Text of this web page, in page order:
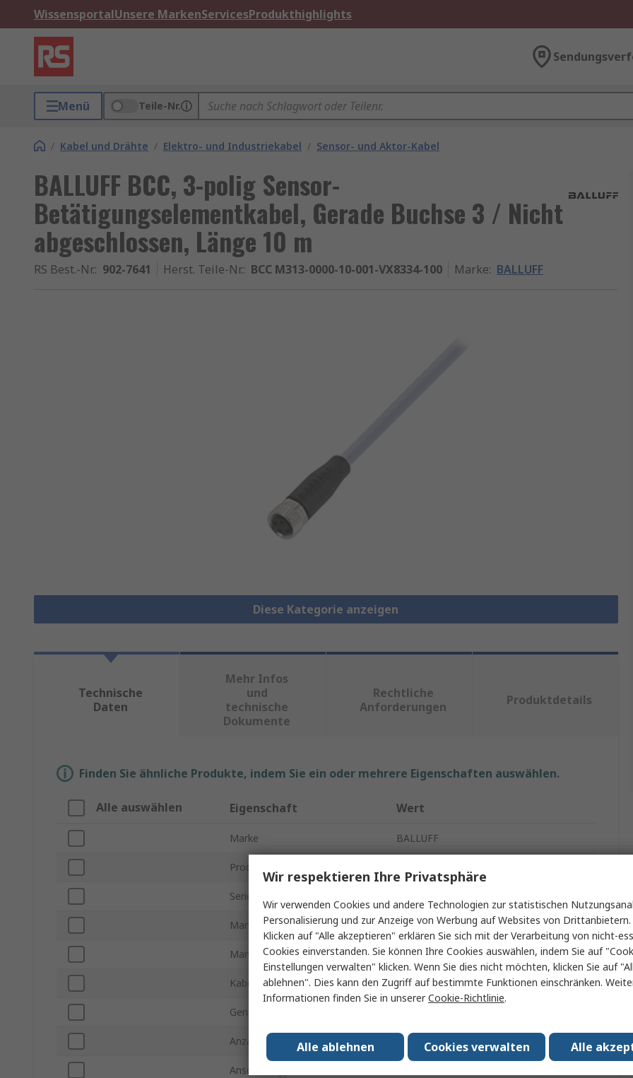
WissensportalUnsere MarkenServicesProdukthighlights
Menü Teile-Nr.
/ Kabel und Drähte / Elektro- und Industriekabel / Sensor- und Aktor-Kabel
BALLUFF BCC, 3-polig Sensor-
Betätigungselementkabel, Gerade Buchse 3 / Nicht
abgeschlossen, Länge 10 m
RS Best.-Nr.: 902-7641 Herst. Teile-Nr.: BCC M313-0000-10-001-VX8334-100 Marke: BALLUFF
Diese Kategorie anzeigen
Technische
Daten
Mehr Infos
und
technische
Dokumente
Rechtliche
Anforderungen
Produktdetails
Finden Sie ähnliche Produkte, indem Sie ein oder mehrere Eigenschaften auswählen.
Alle auswählen Eigenschaft Wert
Marke BALLUFF
Produkt Typ
Serie
Mantelfarbe Schwarz
Mantelmaterial Polyvinylchlorid
Kabellänge 10m
Gender Steckverbinders A
Anzahl der Kontakte A
Anschlusstyp A
Wir respektieren Ihre Privatsphäre
Wir verwenden Cookies und andere Technologien zur statistischen
Personalisierung und zur Anzeige von Werbung auf Websites von
Klicken auf "Alle akzeptieren" erklären Sie sich mit der Verarbeitung von nicht-
Cookies einverstanden. Sie können Ihre Cookies auswählen, indem Sie auf
Einstellungen verwalten" klicken. Wenn Sie dies nicht möchten, klicken Sie auf
ablehnen". Dies kann den Zugriff auf bestimmte Funktionen einschränken.
Informationen finden Sie in unsererCookie-Richtlinie.
Alle
Cookies verwalten
Alle ablehnen